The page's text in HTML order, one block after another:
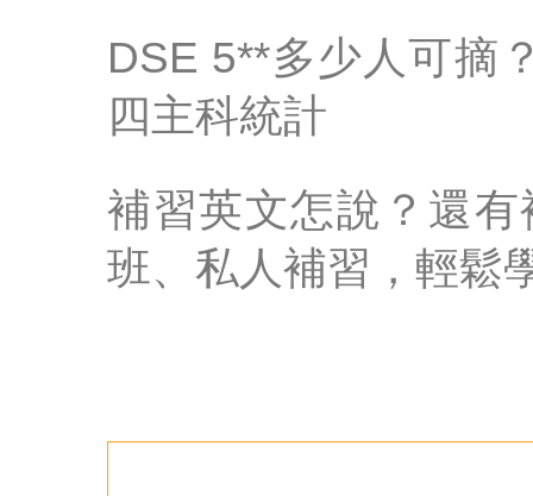
DSE 5**多少人可摘
四主科統計
補習英文怎說？還
班、私人補習，輕鬆